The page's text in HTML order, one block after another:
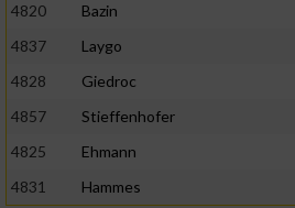
4820
Bazin
4837
Laygo
4828
Giedroc
4857
Stieffenhofer
4825
Ehmann
4831
Hammes